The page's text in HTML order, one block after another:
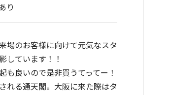
り
場のお客様に向けて元気なスタ
しています！！
も良いので是非買うてってー！
れる通天閣。大阪に来た際はタ